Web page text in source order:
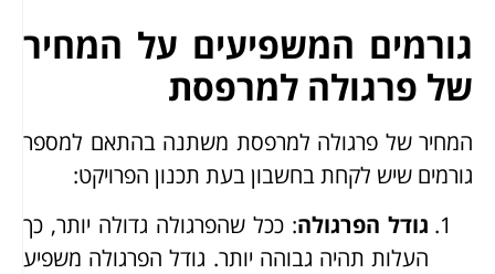
גורמים המשפיעים על המחיר
של פרגולה למרפסת
המחיר של פרגולה למרפסת משתנה בהתאם למספר
גורמים שיש לקחת בחשבון בעת תכנון הפרויקט:
גודל הפרגולה: ככל שהפרגולה גדולה יותר, כך
העלות תהיה גבוהה יותר. גודל הפרגולה משפיע